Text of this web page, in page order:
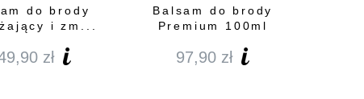
do brody
i zm...
zł
Balsam do brody
Premium 100ml
97,90 zł